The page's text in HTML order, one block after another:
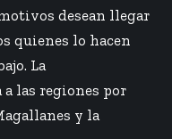
desean llegar
quienes lo hacen
La
las regiones por
y la